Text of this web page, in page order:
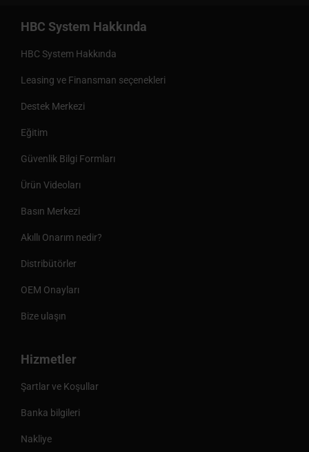
HBC System Hakkında
HBC System Hakkında
Leasing ve Finansman seçenekleri
Destek Merkezi
Eğitim
Güvenlik Bilgi Formları
Ürün Videoları
Basın Merkezi
Akıllı Onarım nedir?
Distribütörler
OEM Onayları
Bize ulaşın
Hizmetler
Şartlar ve Koşullar
Banka bilgileri
Nakliye